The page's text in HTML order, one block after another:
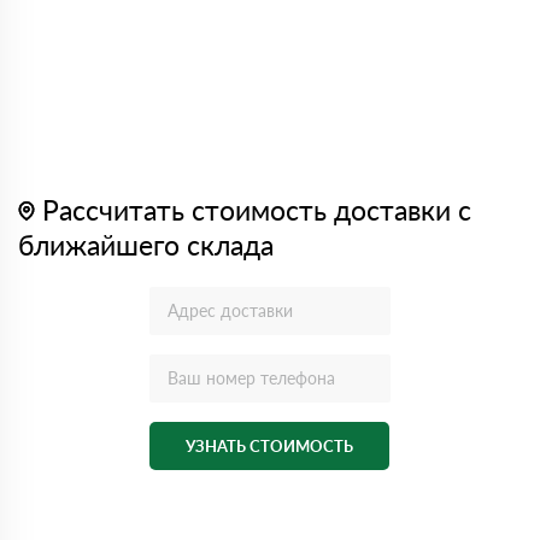
Рассчитать стоимость доставки с
ближайшего склада
УЗНАТЬ СТОИМОСТЬ